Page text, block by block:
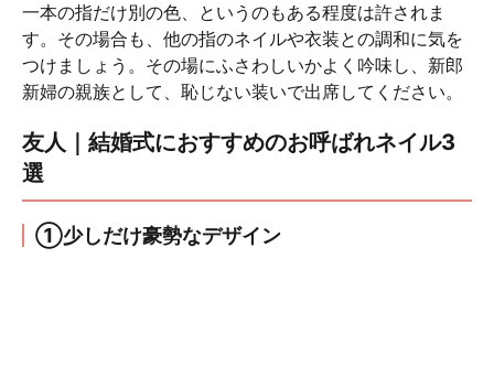
一本の指だけ別の色、というのもある程度は許されま
す。その場合も、他の指のネイルや衣装との調和に気を
つけましょう。その場にふさわしいかよく吟味し、新郎
新婦の親族として、恥じない装いで出席してください。
友人｜結婚式におすすめのお呼ばれネイル3
選
①少しだけ豪勢なデザイン